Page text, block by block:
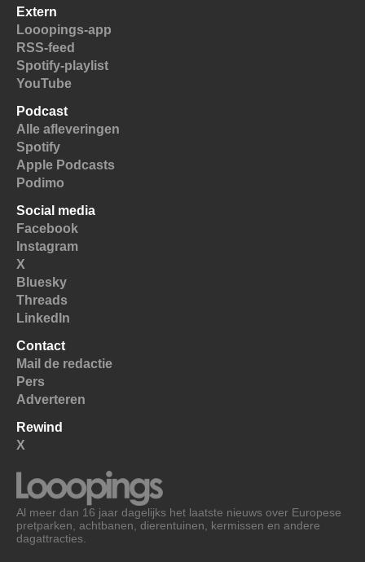
Extern
Looopings-app
RSS-feed
Spotify-playlist
YouTube
Podcast
Alle afleveringen
Spotify
Apple Podcasts
Podimo
Social media
Facebook
Instagram
X
Bluesky
Threads
LinkedIn
Contact
Mail de redactie
Pers
Adverteren
Rewind
X
Al meer dan 16 jaar dagelijks het laatste nieuws over Europese
pretparken, achtbanen, dierentuinen, kermissen en andere
dagattracties.